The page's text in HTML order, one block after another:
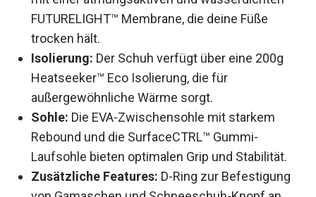
mit einer atmungsaktiven und wasserdichten
FUTURELIGHT™ Membrane, die deine Füße
trocken hält.
Isolierung:
Der Schuh verfügt über eine 200g
Heatseeker™ Eco Isolierung, die für
außergewöhnliche Wärme sorgt.
Sohle:
Die EVA-Zwischensohle mit starkem
Rebound und die SurfaceCTRL™ Gummi-
Laufsohle bieten optimalen Grip und Stabilität.
Zusätzliche Features:
D-Ring zur Befestigung